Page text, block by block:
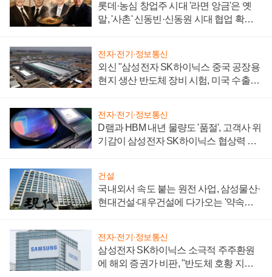
롯데·농심 창업주 시대 '라면 앙금'은 옛
말, '사촌' 신동빈·신동원 시대 협업 확대
전자·전기·정보통신
외신 "삼성전자 SK하이닉스 중국 공장용
현지 생산 반도체 장비 시험, 미국 수출통
전자·전기·정보통신
D램과 HBM 내년 물량도 '품절', 고객사 위
기감이 삼성전자 SK하이닉스 협상력 더
건설
국내외서 속도 붙는 원전 사업, 삼성물산·
현대건설·대우건설에 다가오는 '약속의
전자·전기·정보통신
삼성전자 SK하이닉스 소극적 주주환원
에 해외 증권가 비판, "반도체 호황 지속